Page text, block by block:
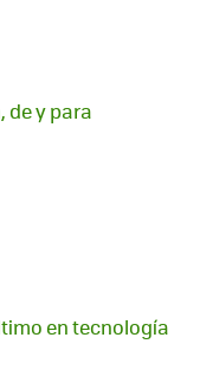
de y para
en tecnología